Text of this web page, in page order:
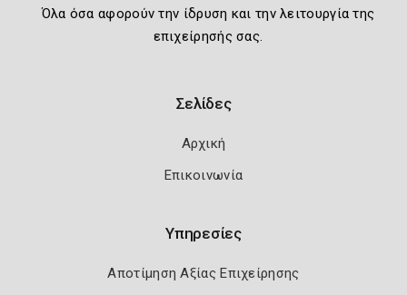
Όλα όσα αφορούν την ίδρυση και την λειτουργία της
επιχείρησής σας.
Σελίδες
Αρχική
Επικοινωνία
Υπηρεσίες
Αποτίμηση Αξίας Επιχείρησης